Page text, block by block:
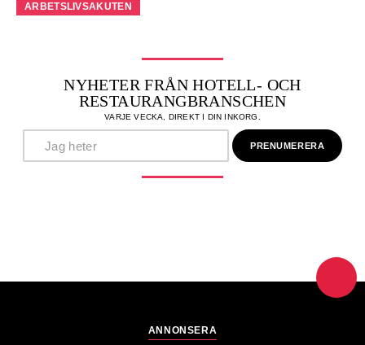
ARBETSLIVSAKUTEN
NYHETER FRÅN HOTELL- OCH
RESTAURANGBRANSCHEN
VARJE VECKA, DIREKT I DIN INKORG.
ANNONSERA